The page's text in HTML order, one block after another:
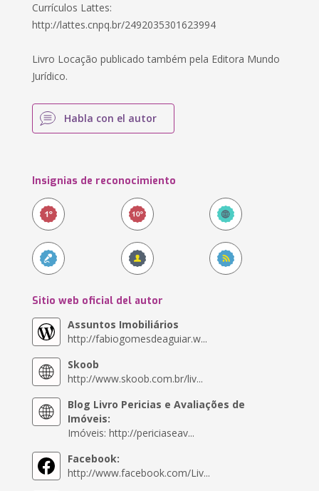
Currículos Lattes:
http://lattes.cnpq.br/2492035301623994
Livro Locação publicado também pela Editora Mundo
Jurídico.
Habla con el autor
Insignias de reconocimiento
Sitio web oficial del autor
Assuntos Imobiliários
http://fabiogomesdeaguiar.w...
Skoob
http://www.skoob.com.br/liv...
Blog Livro Pericias e Avaliações de
Imóveis:
Imóveis: http://periciaseav...
Facebook:
http://www.facebook.com/Liv...